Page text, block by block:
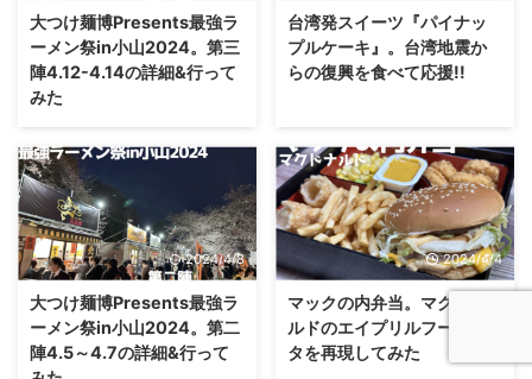
大つけ麺博Presents最強ラ
ーメン祭in小山2024。第三
陣4.12-4.14の詳細&行って
みた
台湾発スイーツ『パイナッ
プルケーキ』。台湾地震か
らの復興を食べて応援!!
2024/4/8
大つけ麺博Presents最強ラ
ーメン祭in小山2024。第二
陣4.5～4.7の詳細&行って
2024/4/4
マックの内弁当。マクドナ
ルドのエイプリルフールネ
タを再現してみた